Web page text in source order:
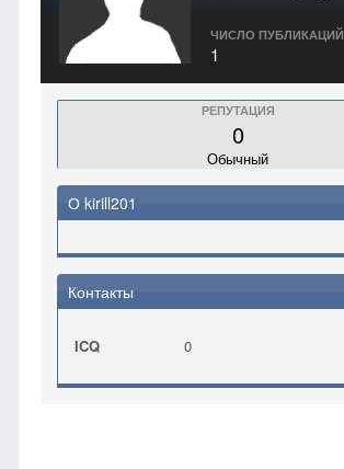
ЧИСЛО ПУБЛИКАЦИЙ
1
РЕПУТАЦИЯ
0
Обычный
О kirill201
Контакты
ICQ 0